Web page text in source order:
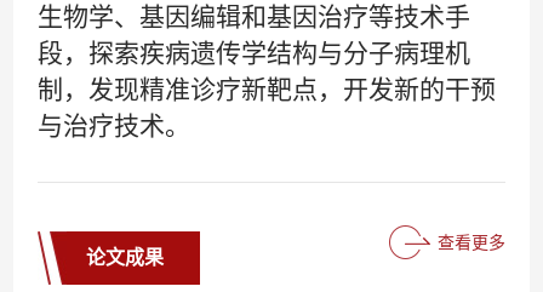
生物学、基因编辑和基因治疗等技术手
段，探索疾病遗传学结构与分子病理机
制，发现精准诊疗新靶点，开发新的干预
与治疗技术。
论文成果
查看更多